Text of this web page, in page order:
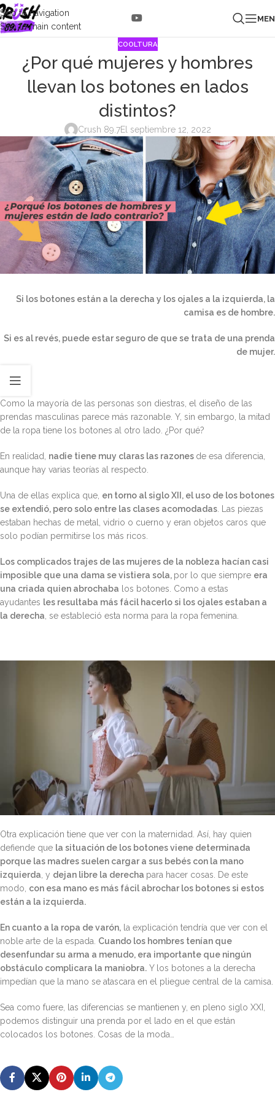
Skip to navigation
Skip to main content
COOLTURA
¿Por qué mujeres y hombres
llevan los botones en lados
distintos?
Crush 89.7El septiembre 12, 2022
Si los botones están a la derecha y los ojales a la izquierda, la
camisa es de hombre.
Si es al revés, puede estar seguro de que se trata de una prenda
de mujer.
Como la mayoría de las personas son diestras, el diseño de las
prendas masculinas parece más razonable. Y, sin embargo, la mitad
de la ropa tiene los botones al otro lado. ¿Por qué?
En realidad, nadie tiene muy claras las razones de esa diferencia,
aunque hay varias teorías al respecto.
Una de ellas explica que, en torno al siglo XII, el uso de los botones
se extendió, pero solo entre las clases acomodadas. Las piezas
estaban hechas de metal, vidrio o cuerno y eran objetos caros que
solo podían permitirse los más ricos.
Los complicados trajes de las mujeres de la nobleza hacían casi
imposible que una dama se vistiera sola, por lo que siempre era
una criada quien abrochaba los botones. Como a estas
ayudantes les resultaba más fácil hacerlo si los ojales estaban a
la derecha, se estableció esta norma para la ropa femenina.
Otra explicación tiene que ver con la maternidad. Así, hay quien
defiende que la situación de los botones viene determinada
porque las madres suelen cargar a sus bebés con la mano
izquierda, y dejan libre la derecha para hacer cosas. De este
modo, con esa mano es más fácil abrochar los botones si estos
están a la izquierda.
En cuanto a la ropa de varón, la explicación tendría que ver con el
noble arte de la espada. Cuando los hombres tenían que
desenfundar su arma a menudo, era importante que ningún
obstáculo complicara la maniobra. Y los botones a la derecha
impedían que la mano se atascara en el pliegue central de la camisa.
Sea como fuere, las diferencias se mantienen y, en pleno siglo XXI,
podemos distinguir una prenda por el lado en el que están
colocados los botones. Cosas de la moda…